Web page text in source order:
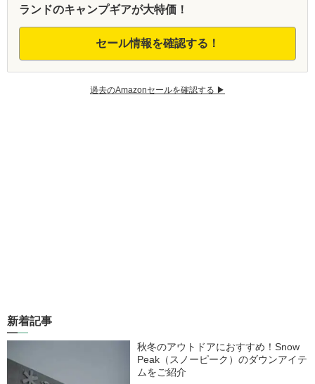
ランドのキャンプギアが大特価！
セール情報を確認する！
過去のAmazonセールを確認する ▶︎
新着記事
秋冬のアウトドアにおすすめ！Snow
Peak（スノーピーク）のダウンアイテ
ムをご紹介